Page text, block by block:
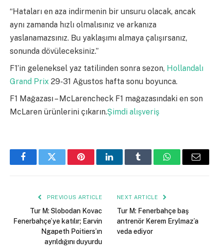
“Hataları en aza indirmenin bir unsuru olacak, ancak
aynı zamanda hızlı olmalısınız ve arkanıza
yaslanamazsınız. Bu yaklaşımı almaya çalışırsanız,
sonunda dövüleceksiniz.”
F1’in geleneksel yaz tatilinden sonra sezon, Hollandalı
Grand Prix 29-31 Ağustos hafta sonu boyunca.
F1 Mağazası – McLarencheck F1 mağazasındaki en son
McLaren ürünlerini çıkarın.Şimdi alışveriş
FacebookTwitter PinterestLinkedInTumblr WhatsAppEmail
PREVIOUS ARTICLE
Tur M: Slobodan Kovac
Fenerbahçe’ye katılır; Earvin
Ngapeth Poitiers’ın
ayrıldığını duyurdu
NEXT ARTICLE
Tur M: Fenerbahçe baş
antrenör Kerem Erylmaz’a
veda ediyor